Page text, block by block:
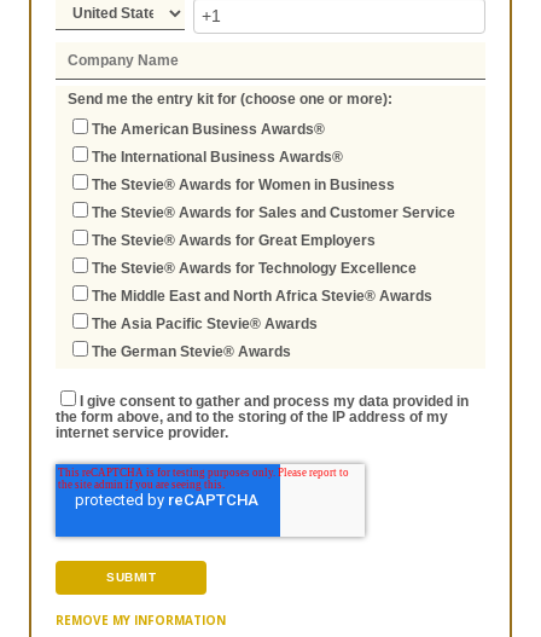
Send me the entry kit for (choose one or more):
The American Business Awards®
The International Business Awards®
The Stevie® Awards for Women in Business
The Stevie® Awards for Sales and Customer Service
The Stevie® Awards for Great Employers
The Stevie® Awards for Technology Excellence
The Middle East and North Africa Stevie® Awards
The Asia Pacific Stevie® Awards
The German Stevie® Awards
I give consent to gather and process my data provided in
the form above, and to the storing of the IP address of my
internet service provider.
REMOVE MY INFORMATION